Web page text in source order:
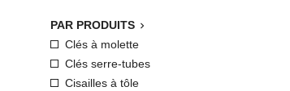
PAR PRODUITS 
Clés à molette
Clés serre-tubes
Cisailles à tôle